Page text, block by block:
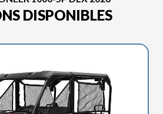
DISPONIBLES